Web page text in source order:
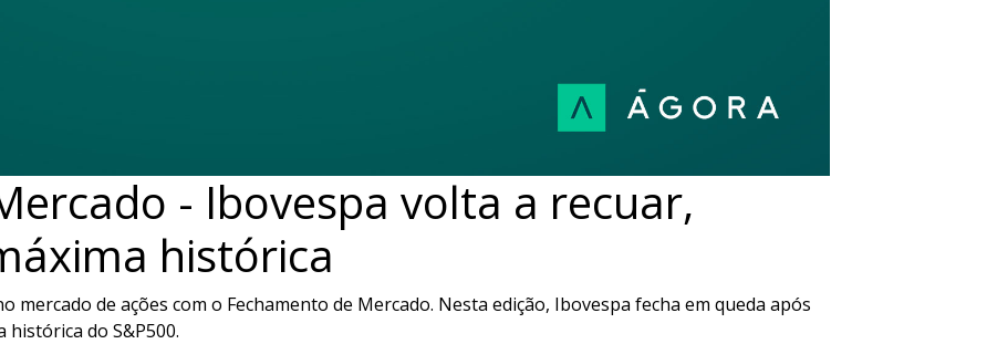
- Ibovespa volta a recuar,
histórica
mercado de ações com o Fechamento de Mercado. Nesta edição, Ibovespa fecha em queda após
do S&P500.